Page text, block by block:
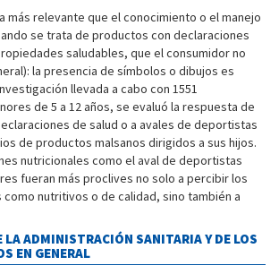
más relevante que el conocimiento o el manejo
se trata de productos con declaraciones
saludables, que el consumidor no
la presencia de símbolos o dibujos es
llevada a cabo con 1551
de 5 a 12 años, se evaluó la respuesta de
de salud o a avales de deportistas
de productos malsanos dirigidos a sus hijos.
nutricionales como el aval de deportistas
fueran más proclives no solo a percibir los
nutritivos o de calidad, sino también a
LA ADMINISTRACIÓN SANITARIA Y DE LOS
EN GENERAL